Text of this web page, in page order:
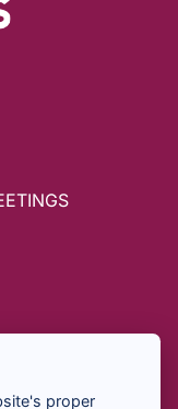
proper